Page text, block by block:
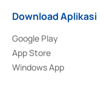
Download Aplikasi
Google Play
App Store
Windows App